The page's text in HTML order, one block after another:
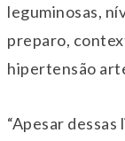
leguminosas,
preparo,
hipertensão
“Apesar